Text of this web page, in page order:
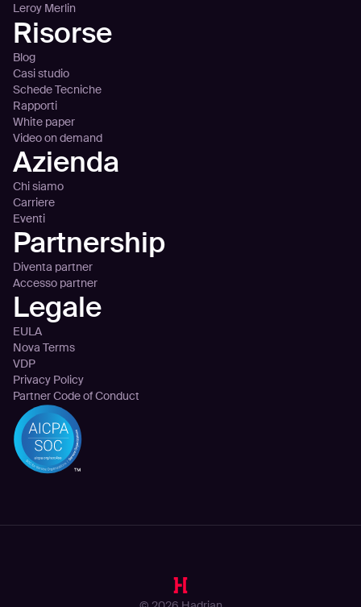
Leroy Merlin
Risorse
Blog
Casi studio
Schede Tecniche
Rapporti
White paper
Video on demand
Azienda
Chi siamo
Carriere
Eventi
Partnership
Diventa partner
Accesso partner
Legale
EULA
Nova Terms
VDP
Privacy Policy
Partner Code of Conduct